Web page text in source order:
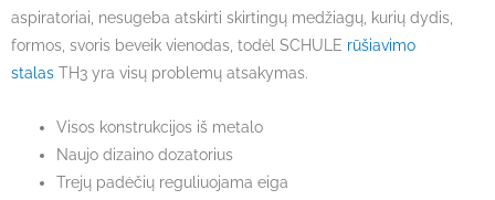
aspiratoriai, nesugeba atskirti skirtingų medžiagų, kurių dydis,
formos, svoris beveik vienodas, todėl SCHULE rūšiavimo
stalas TH3 yra visų problemų atsakymas.
Visos konstrukcijos iš metalo
Naujo dizaino dozatorius
Trejų padėčių reguliuojama eiga